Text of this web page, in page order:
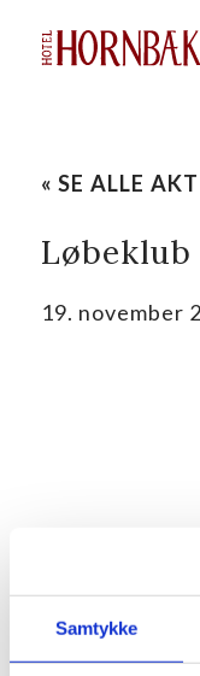
Samtykke
« SE ALLE
Løbeklub
19. november
Løb med Hornbæks
Vi løber sammen
at holde gejsten
ALLE er velkomne,